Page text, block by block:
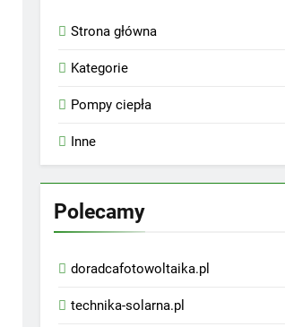
Strona główna
Kategorie
Pompy ciepła
Inne
Polecamy
doradcafotowoltaika.pl
technika-solarna.pl